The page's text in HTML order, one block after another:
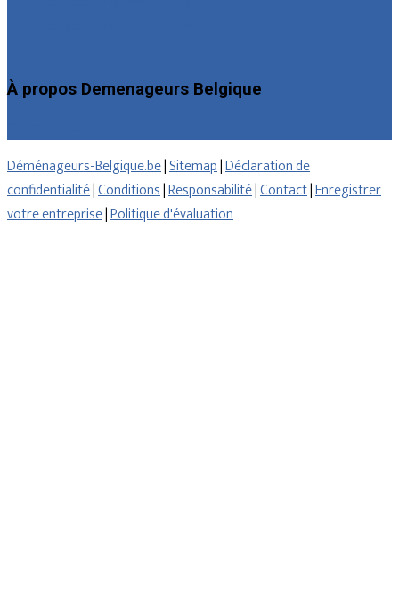
À propos Demenageurs Belgique
Déménageurs-Belgique.be|Sitemap|Déclaration de
confidentialité|Conditions|Responsabilité|Contact|Enregistrer
votre entreprise|Politique d'évaluation